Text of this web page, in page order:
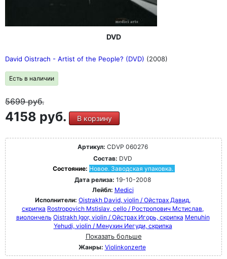
DVD
David Oistrach - Artist of the People? (DVD) (2008)
Есть в наличии
5699руб.
4158 руб. В корзину
Артикул: CDVP 060276
Состав: DVD
Состояние: Новое. Заводская упаковка.
Дата релиза: 19-10-2008
Лейбл: Medici
Исполнители: Oistrakh David, violin / Ойстрах Давид,
скрипка Rostropovich Mstislav, cello / Ростропович Мстислав,
виолончель Oistrakh Igor, violin / Ойстрах Игорь, скрипка Menuhin
Yehudi, violin / Менухин Иегуди, скрипка
Показать больше
Жанры: Violinkonzerte